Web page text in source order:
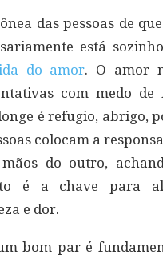
das pessoas de
está
do amor. O amor
com medo de
é refugio, abrigo,
colocam a
do outro,
é a chave para
e dor.
bom par é